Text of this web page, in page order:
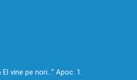
El vine pe nori…” Apoc. 1: